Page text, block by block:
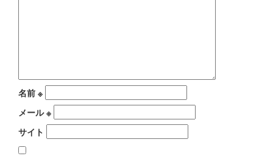
名前 ※
メール※
サイト